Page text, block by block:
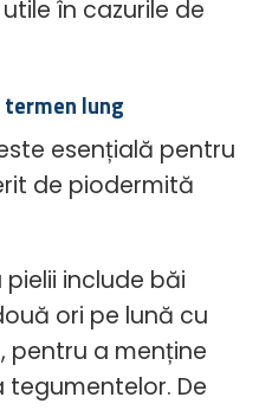
utile în cazurile de
lung
esențială pentru
de piodermită
include băi
ori pe lună cu
pentru a menține
De